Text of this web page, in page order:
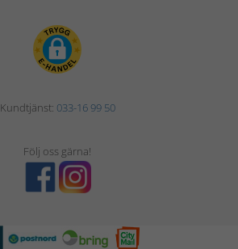
Kundtjänst: 033-16 99 50
Följ oss gärna!